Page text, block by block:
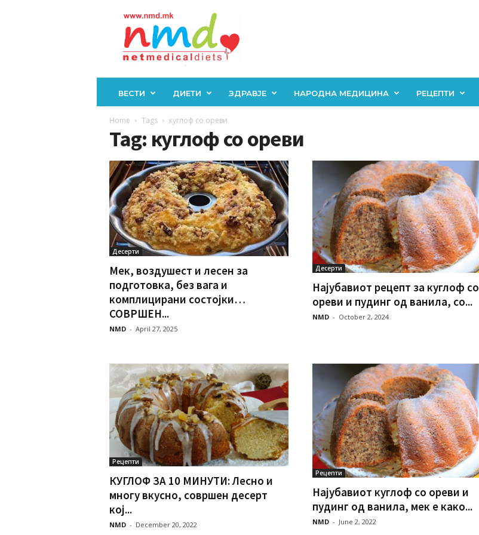
ВЕСТИ ДИЕТИ ЗДРАВЈЕ НАРОДНА МЕДИЦИНА РЕЦЕПТИ
Home Tags куглоф со ореви
Tag: куглоф со ореви
Десерти
Мек, воздушест и лесен за
подготовка, без вага и
комплицирани состојки…
СОВРШЕН...
NMD - April 27, 2025
Десерти
Најубавиот рецепт за куглоф со
ореви и пудинг од ванила, со...
NMD - October 2, 2024
Рецепти
КУГЛОФ ЗА 10 МИНУТИ: Лесно и
многу вкусно, совршен десерт
кој...
NMD - December 20, 2022
Рецепти
Најубавиот куглоф со ореви и
пудинг од ванила, мек е како...
NMD - June 2, 2022